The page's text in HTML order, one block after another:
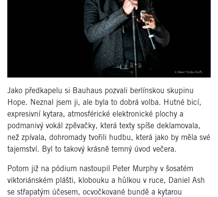
Jako předkapelu si Bauhaus pozvali berlínskou skupinu
Hope. Neznal jsem ji, ale byla to dobrá volba. Hutné bicí,
expresivní kytara, atmosférické elektronické plochy a
podmanivý vokál zpěvačky, která texty spíše deklamovala,
než zpívala, dohromady tvořili hudbu, která jako by měla své
tajemství. Byl to takový krásně temný úvod večera.
Potom již na pódium nastoupil Peter Murphy v šosatém
viktoriánském plášti, klobouku a hůlkou v ruce, Daniel Ash
se střapatým účesem, ocvočkované bundě a kytarou